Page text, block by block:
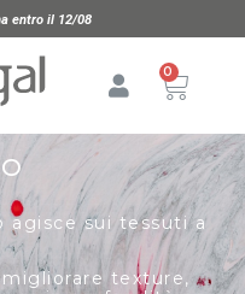
entro il 12/08
agisce sui tessuti a
texture,